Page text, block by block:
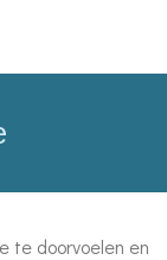
te doorvoelen en